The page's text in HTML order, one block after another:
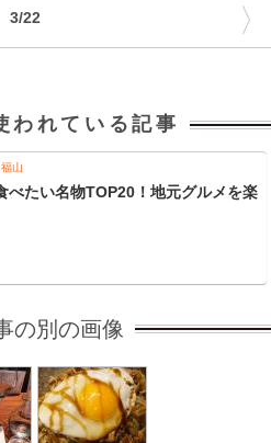
3/22 〉
われている記事
福山
べたい名物TOP20！地元グルメを楽
の別の画像